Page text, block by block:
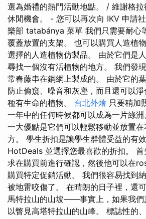
選為婚禮的熱門活動地點。 / 維謝格
休閒機會。 - 您可以再次向 IKV 申請
樂部 tatabánya 菜單 我們只需要耐心
覆蓋放置的支架。 也可以購買人造植
選擇的人造植物仿製品。 由於它們是
尋找一個沒有活植物的地方。 我們發
常春藤串在鋼網上製成的。 由於它的
防止偷窺、噪音和灰塵，而且還可以
種有生命的植物。 台北外燴 只要稍加
一年中的任何時候都可以成為一片綠
一大優點是它們可以輕鬆移動並放置
方。 學生折扣是讓學生群體受益的有
HotDeals 並選擇您最喜歡的折扣。
求在購買前進行確認，然後他可以在
購買特定促銷活動。 我們很容易找到
被地雷咬傷了。 在晴朗的日子裡，還
馬特拉山的山坡——事實上，如果我們
以瞥見高塔特拉山的山峰。 標誌性的